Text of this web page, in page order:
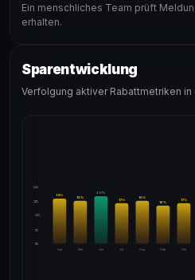
Ein menschliches Team prüft
erhalten.
Sparentwicklung
Verfolgung aktiver Rabattmetriken
24%
18%
12%
6%
0%
Apr
19%
Mai
18%
Jun
20%
Jul
17%
Aug
18%
Sep
16%
Okt
17%